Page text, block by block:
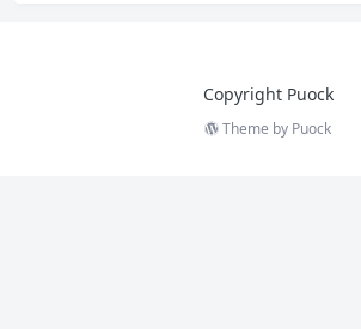
Copyright Puock
Theme by Puock